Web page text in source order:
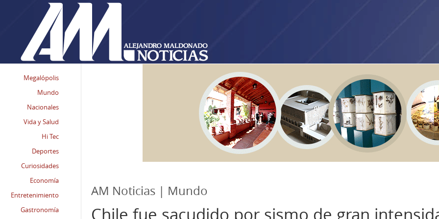
AM Noticias | Mundo
Chile fue sacudido por sismo de gran
Megalópolis
Mundo
Nacionales
Vida y Salud
Hi Tec
Deportes
Curiosidades
Economía
Entretenimiento
Gastronomía